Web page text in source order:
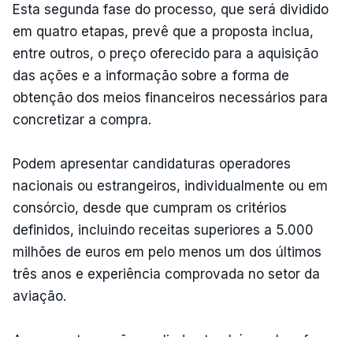
Esta segunda fase do processo, que será dividido
em quatro etapas, prevê que a proposta inclua,
entre outros, o preço oferecido para a aquisição
das ações e a informação sobre a forma de
obtenção dos meios financeiros necessários para
concretizar a compra.
Podem apresentar candidaturas operadores
nacionais ou estrangeiros, individualmente ou em
consórcio, desde que cumpram os critérios
definidos, incluindo receitas superiores a 5.000
milhões de euros em pelo menos um dos últimos
três anos e experiência comprovada no setor da
aviação.